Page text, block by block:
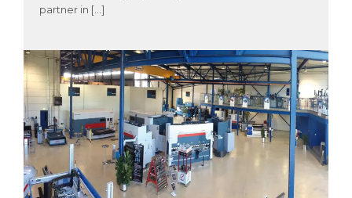
partner in […]